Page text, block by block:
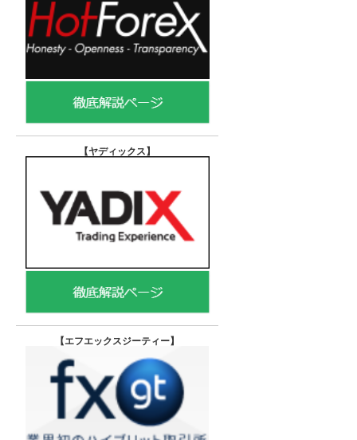
【ヤディックス 】
【エフエックスジーティー】